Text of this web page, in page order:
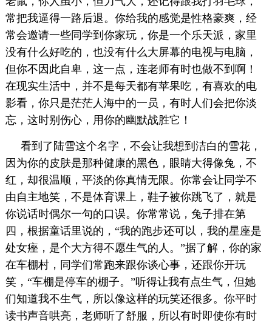
常把我逼得一路后退。你给我的感觉是性格豪爽，经
常会邀请一些同学到你家玩，你是一个乐天派，家里
没有什么好吃的，也没有什么大屏幕的电视与电脑，
但你不因此自卑，这一点，连老师有时也做不到啊！
在现实生活中，并不是每天都有苹果吃，有喜欢的电
影看，你只是茫茫人海中的一员，有时人们会把你淡
忘，这时别伤心，用你的幽默战胜它！
看到了陆雪这个名字，不会让我想到洁白的雪花，
因为你的皮肤是那种健康的黑色，眼睛大得像兔，不
红，却很温顺，平淡的你真情无限。你常会让同学不
由自主地笑，不是体育课上，鞋子被你跳飞了，就是
你说话时偶尔一句的口误。你常常说，兔子排在第
四，根据童话里说的，“我的跑步还可以，我的星座是
处女痤，是个大方得不愿生气的人。”据了解，你的家
在车棚村，同学们常跑来跟你谈心事，还跟你开玩
笑，“车棚是停车的棚子。”听得让我有点生气，但她
们知道我不生气，所以像这样的玩笑还很多。你平时
读书声音哄亮，老师听了舒服，所以有时即使你有时